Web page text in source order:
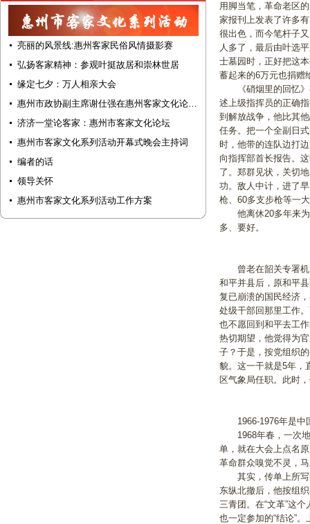
亮丽的风景线:惠州客家民俗风情摄影赛
弘扬客家精神：参观叶挺故居和崇林世居
缘定七夕：万人相亲大会
惠州市政协副主席谢仕强在惠州客家文化论…
济济一堂论客家：惠州市客家文化论坛
惠州市客家文化系列活动开幕式晚会主持词
编者的话
领导关怀
惠州市客家文化系列活动工作方案
用脚当笔，革命老区
家报刊上发表了许多
很出色，而今笔杆子
人多了，最后由叶选
士墓园时，正好把这
蓄起来的6万元也捐赠
《硝烟里的回忆》
述上级指挥员的正确
到解放战争，他比其
任务。把一个全副日
时，他带的连队边打
向指挥部首长报告。
了。郑群见状，关切
功。敌人中计，进了
枪、60多支步枪等一
他离休20多年来为
多、要好。
曾老在韶关专署机
和平并县后，原和平
复已崩溃的国民经济
处级干部回那里工作
也不愿回到和平去工
热切期望，他觉得为
子？于是，按党组织
貌。这一干就是5年，
区气象局任职。此时
1966-1976年是中国
1968年春，一次地
单，就在大会上点名
革命群众嗅觉不灵，
其实，传单上所写
东纵北撤后，他按组
三青团。在“文革”这
也一定参加的“结论”